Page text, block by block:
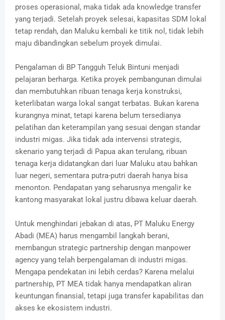
proses operasional, maka tidak ada knowledge transfer
yang terjadi. Setelah proyek selesai, kapasitas SDM lokal
tetap rendah, dan Maluku kembali ke titik nol, tidak lebih
maju dibandingkan sebelum proyek dimulai.
Pengalaman di BP Tangguh Teluk Bintuni menjadi
pelajaran berharga. Ketika proyek pembangunan dimulai
dan membutuhkan ribuan tenaga kerja konstruksi,
keterlibatan warga lokal sangat terbatas. Bukan karena
kurangnya minat, tetapi karena belum tersedianya
pelatihan dan keterampilan yang sesuai dengan standar
industri migas. Jika tidak ada intervensi strategis,
skenario yang terjadi di Papua akan terulang, ribuan
tenaga kerja didatangkan dari luar Maluku atau bahkan
luar negeri, sementara putra-putri daerah hanya bisa
menonton. Pendapatan yang seharusnya mengalir ke
kantong masyarakat lokal justru dibawa keluar daerah.
Untuk menghindari jebakan di atas, PT Maluku Energy
Abadi (MEA) harus mengambil langkah berani,
membangun strategic partnership dengan manpower
agency yang telah berpengalaman di industri migas.
Mengapa pendekatan ini lebih cerdas? Karena melalui
partnership, PT MEA tidak hanya mendapatkan aliran
keuntungan finansial, tetapi juga transfer kapabilitas dan
akses ke ekosistem industri.